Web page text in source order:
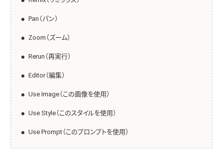
Pan（パン）
Zoom（ズーム）
Rerun（再実行）
Editor（編集）
Use Image（この画像を使用）
Use Style（このスタイルを使用）
Use Prompt（このプロンプトを使用）